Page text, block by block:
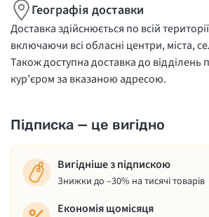
Географія доставки
Доставка здійснюється по всій
включаючи всі обласні центри, міста,
Також доступна доставка до відділень
кур’єром за вказаною адресою.
Підписка — це вигідно
Вигідніше з підпискою
Знижки до –30% на тисячі товарів
Економія щомісяця